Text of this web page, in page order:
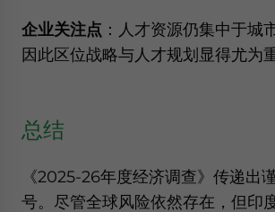
企业关注点 ：人才资源仍集中于城
因此区位战略与人才规划显得尤为
总结
《2025-26年度经济调查》传递出
号。尽管全球风险依然存在，但印